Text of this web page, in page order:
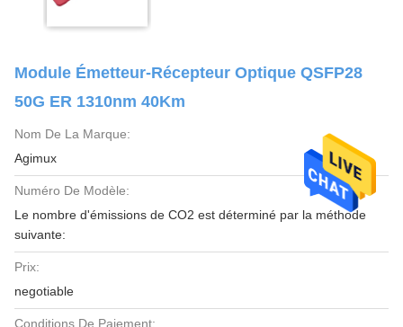
Module Émetteur-Récepteur Optique QSFP28
50G ER 1310nm 40Km
Nom De La Marque:
Agimux
Numéro De Modèle:
Le nombre d'émissions de CO2 est déterminé par la méthode
suivante:
Prix:
negotiable
Conditions De Paiement: